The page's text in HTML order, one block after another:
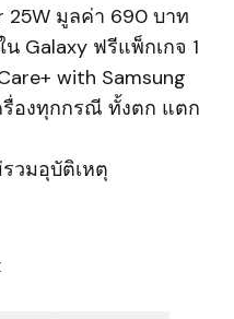
25W มูลค่า 690 บาท
Galaxy ฟรีแพ็กเกจ 1
with Samsung
รื่องทุกกรณี ทั้งตก แตก
วมอุบัติเหตุ